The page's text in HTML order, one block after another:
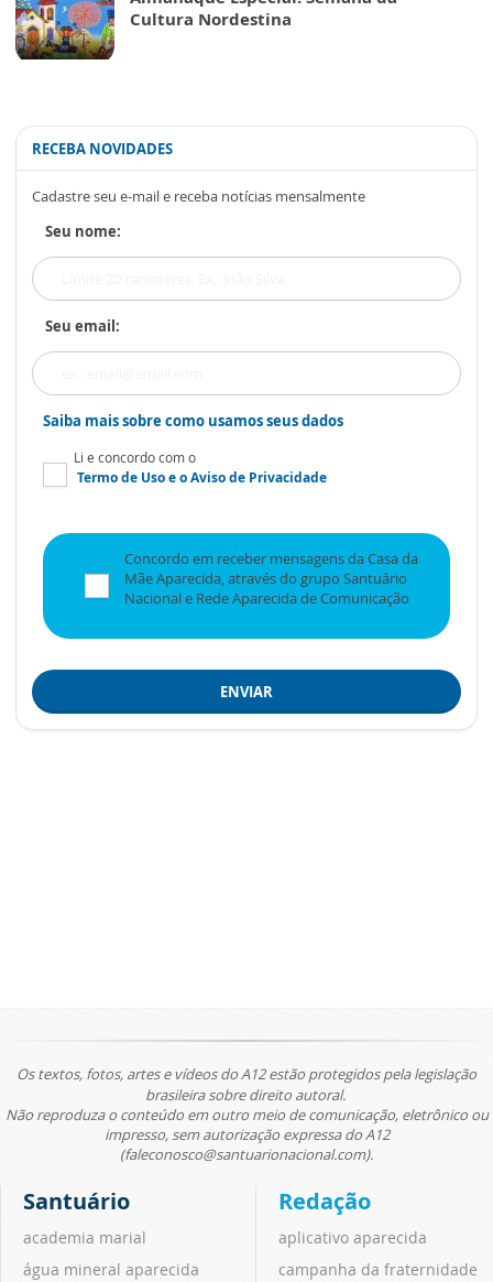
Cultura Nordestina
RECEBA NOVIDADES
Cadastre seu e-mail e receba notícias mensalmente
Seu nome:
Seu email:
Saiba mais sobre como usamos seus dados
Li e concordo com o
Termo de Usoe oAviso de Privacidade
Concordo em receber mensagens da Casa da
Mãe Aparecida, através do grupo Santuário
Nacional e Rede Aparecida de Comunicação
ENVIAR
Os textos, fotos, artes e vídeos do A12 estão protegidos pela legislação
brasileira sobre direito autoral.
Não reproduza o conteúdo em outro meio de comunicação, eletrônico ou
impresso, sem autorização expressa do A12
(faleconosco@santuarionacional.com).
Santuário
academia marial
água mineral aparecida
Redação
aplicativo aparecida
campanha da fraternidade